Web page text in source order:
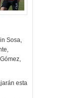
Sosa,
,
,
esta